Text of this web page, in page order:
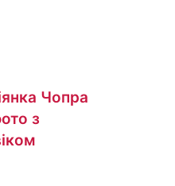
Чопра
з